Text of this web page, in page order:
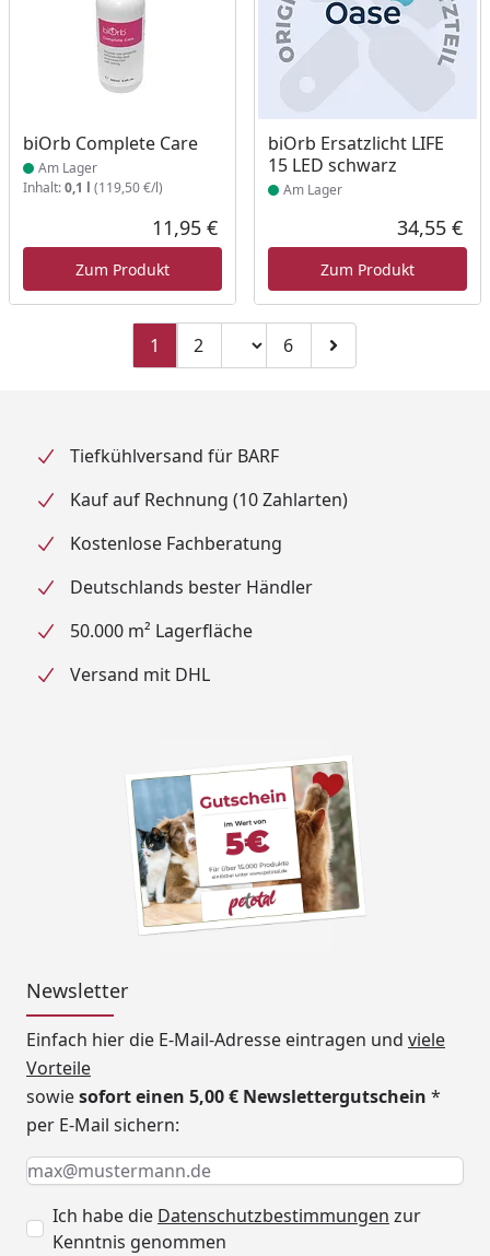
biOrb Complete Care
Produkt am Lager
Am Lager
Inhalt:0,1 l (119,50 €/l)
Aktueller Preis
11,95 €
Zum Produkt
biOrb Ersatzlicht LIFE
15 LED schwarz
Produkt am Lager
Am Lager
34,55 €
Zum Produkt
1 Zu Seite 2
2 Seitenzahl ändern
Zu Seite 6
6 Zur nächsten Seite
Tiefkühlversand für BARF
Kauf auf Rechnung (10 Zahlarten)
Kostenlose Fachberatung
Deutschlands bester Händler
50.000 m² Lagerfläche
Versand mit DHL
Newsletter
Einfach hier die E-Mail-Adresse eintragen und viele
Vorteile
sowiesofort einen 5,00 € Newslettergutschein *
per E-Mail sichern:
Keine Eingabe erforderlich
Eingabe erforderlich
E-Mail *
Ich habe die Datenschutzbestimmungen zur
Kenntnis genommen